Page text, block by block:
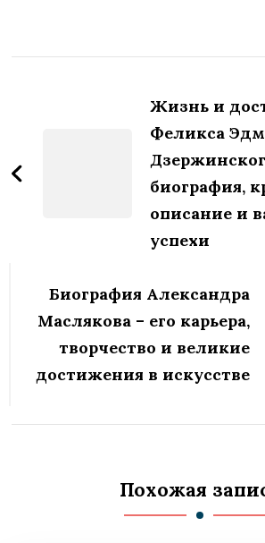
Жизнь и
Феликса
биография,
описание и
успехи
Биография Александра
Маслякова – его карьера,
творчество и великие
достижения в искусстве
Похожая